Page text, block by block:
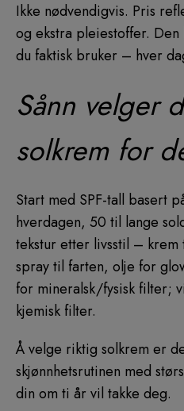
Ikke nødvendigvis. Pris
og ekstra pleiestoffer.
du faktisk bruker – hver
Sånn velger
solkrem for
Start med SPF-tall basert
hverdagen, 50 til lange
tekstur etter livsstil – krem
spray til farten, olje for
for mineralsk/fysisk filter;
kjemisk filter.
Å velge riktig solkrem er
skjønnhetsrutinen med
din om ti år vil takke deg.